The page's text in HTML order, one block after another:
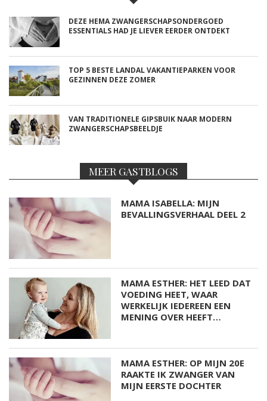
DEZE HEMA ZWANGERSCHAPSONDERGOED
ESSENTIALS HAD JE LIEVER EERDER ONTDEKT
TOP 5 BESTE LANDAL VAKANTIEPARKEN VOOR
GEZINNEN DEZE ZOMER
VAN TRADITIONELE GIPSBUIK NAAR MODERN
ZWANGERSCHAPSBEELDJE
MEER GASTBLOGS
MAMA ISABELLA: MIJN
BEVALLINGSVERHAAL DEEL 2
MAMA ESTHER: HET LEED DAT
VOEDING HEET, WAAR
WERKELIJK IEDEREEN EEN
MENING OVER HEEFT…
MAMA ESTHER: OP MIJN 20E
RAAKTE IK ZWANGER VAN
MIJN EERSTE DOCHTER